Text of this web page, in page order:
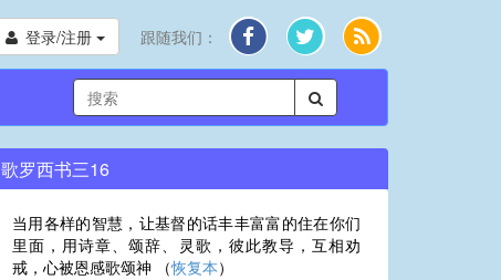
登录/注册 跟随我们：
歌罗西书三16
当用各样的智慧，让基督的话丰丰富富的住在你们
里面，用诗章、颂辞、灵歌，彼此教导，互相劝
戒，心被恩感歌颂神 （恢复本）